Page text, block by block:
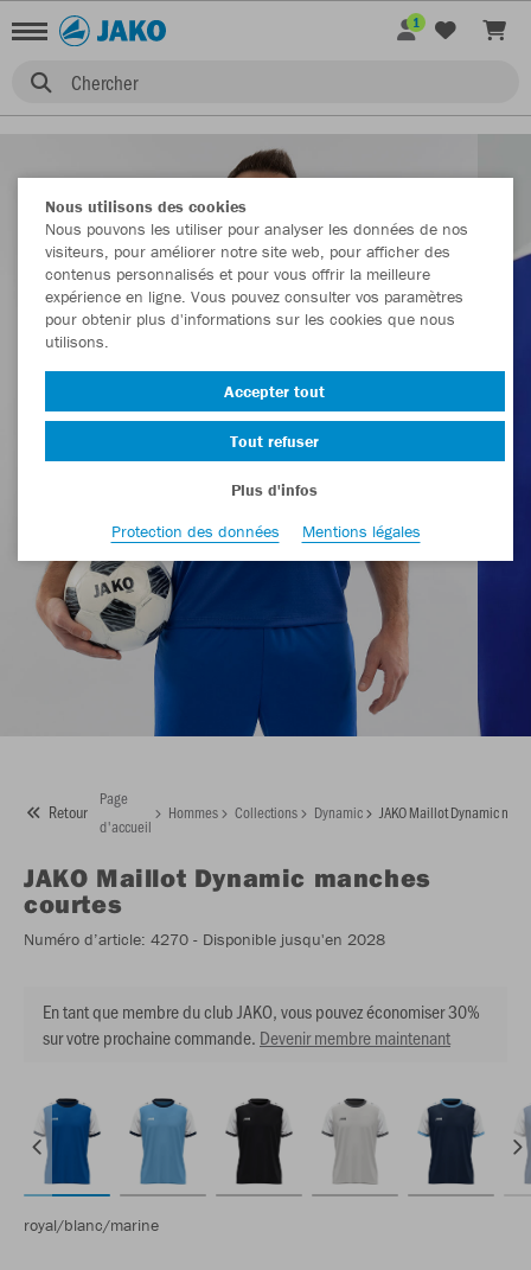
Chercher
1
Retour
Page
d'accueil
Hommes Collections Dynamic JAKO Maillot Dynamic
JAKO Maillot Dynamic manches
courtes
Numéro d’article: 4270 - Disponible jusqu'en 2028
En tant que membre du club JAKO, vous pouvez économiser 30%
sur votre prochaine commande. Devenir membre maintenant
royal/blanc/marine
Nous utilisons des cookies
Nous pouvons les utiliser pour analyser les données de nos
visiteurs, pour améliorer notre site web, pour afficher des
contenus personnalisés et pour vous offrir la meilleure
expérience en ligne. Vous pouvez consulter vos paramètres
pour obtenir plus d'informations sur les cookies que nous
utilisons.
Accepter tout
Tout refuser
Plus d'infos
Protection des données
Mentions légales